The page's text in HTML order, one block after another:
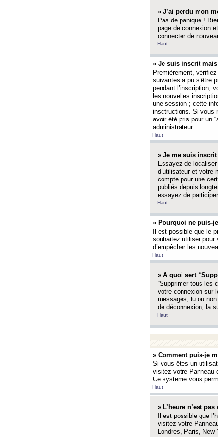
» J’ai perdu mon
Pas de panique !
page de connexion
connecter de
Haut
» Je suis inscrit
Premièrement,
suivantes a pu s’être
pendant l’inscription,
les nouvelles
une session ; cette
insctructions. Si vous
avoir été pris pour un
administrateur.
Haut
» Je me suis
Essayez de
d’utilisateur et votre
compte pour une
publiés depuis
essayez de
Haut
» Pourquoi ne puis-
Il est possible que le
souhaitez utiliser pour
d’empêcher les
Haut
» A quoi sert
“Supprimer tous les
votre connexion sur
messages, lu ou
de déconnexion, la
Haut
» Comment puis-je
Si vous êtes un
visitez votre Panneau
Ce système vous
Haut
» L’heure n’est pas
Il est possible que
visitez votre
Londres, Paris,